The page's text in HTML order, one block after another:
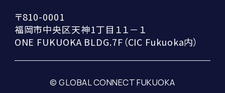
〒810-0001
福岡市中央区天神1丁目１１－１
ONE FUKUOKA BLDG.7F（CIC Fukuoka内）
© GLOBAL CONNECT FUKUOKA